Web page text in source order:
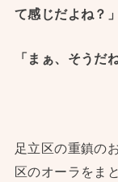
て感じだよね？」
「まぁ、そうだね
足立区の重鎮の
区のオーラをま